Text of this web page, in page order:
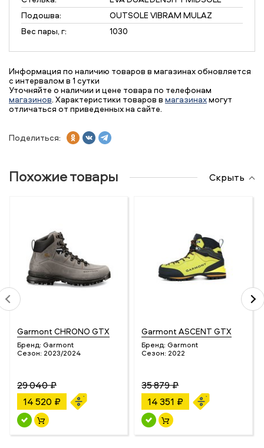
Подошва:
OUTSOLE VIBRAM MULAZ
Вес пары, г:
1030
Информация по наличию товаров в магазинах обновляется
с интервалом в 1 сутки
Уточняйте о наличии и цене товара по телефонам
магазинов. Характеристики товаров в магазинахмогут
отличаться от приведенных на сайте.
Поделиться:
Похожие товары Скрыть
Garmont CHRONO GTX
Бренд: Garmont
Сезон: 2023/2024
29 040 ₽
14 520 ₽
Garmont ASCENT GTX
Бренд: Garmont
Сезон: 2022
35 879 ₽
14 351 ₽